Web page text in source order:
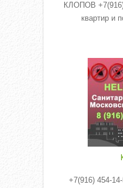
КЛОПОВ
квартир и
+7(916) 454-